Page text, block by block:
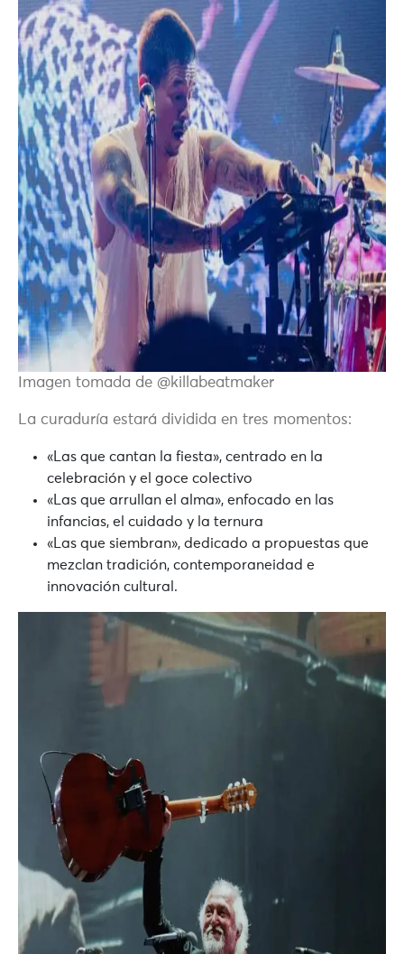
Imagen tomada de @killabeatmaker
La curaduría estará dividida en tres momentos:
«Las que cantan la fiesta», centrado en la
celebración y el goce colectivo
«Las que arrullan el alma», enfocado en las
infancias, el cuidado y la ternura
«Las que siembran», dedicado a propuestas que
mezclan tradición, contemporaneidad e
innovación cultural.